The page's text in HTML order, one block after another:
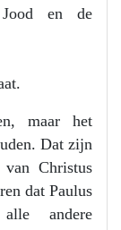
en de
maar het
Dat zijn
Christus
dat Paulus
andere